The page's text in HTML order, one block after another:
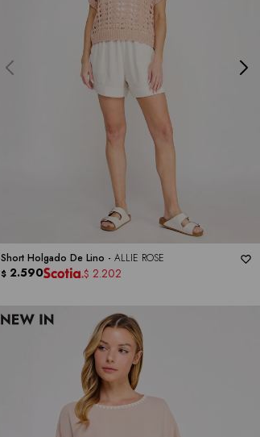
Short Holgado De Lino - ALLIE ROSE
$ 2.590 $ 2.202